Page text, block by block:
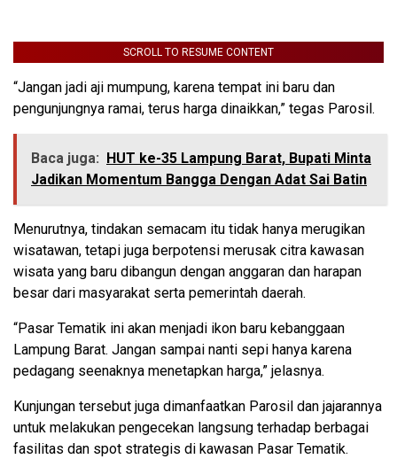
SCROLL TO RESUME CONTENT
“Jangan jadi aji mumpung, karena tempat ini baru dan
pengunjungnya ramai, terus harga dinaikkan,” tegas Parosil.
Baca juga:
HUT ke-35 Lampung Barat, Bupati Minta
Jadikan Momentum Bangga Dengan Adat Sai Batin
Menurutnya, tindakan semacam itu tidak hanya merugikan
wisatawan, tetapi juga berpotensi merusak citra kawasan
wisata yang baru dibangun dengan anggaran dan harapan
besar dari masyarakat serta pemerintah daerah.
“Pasar Tematik ini akan menjadi ikon baru kebanggaan
Lampung Barat. Jangan sampai nanti sepi hanya karena
pedagang seenaknya menetapkan harga,” jelasnya.
Kunjungan tersebut juga dimanfaatkan Parosil dan jajarannya
untuk melakukan pengecekan langsung terhadap berbagai
fasilitas dan spot strategis di kawasan Pasar Tematik.